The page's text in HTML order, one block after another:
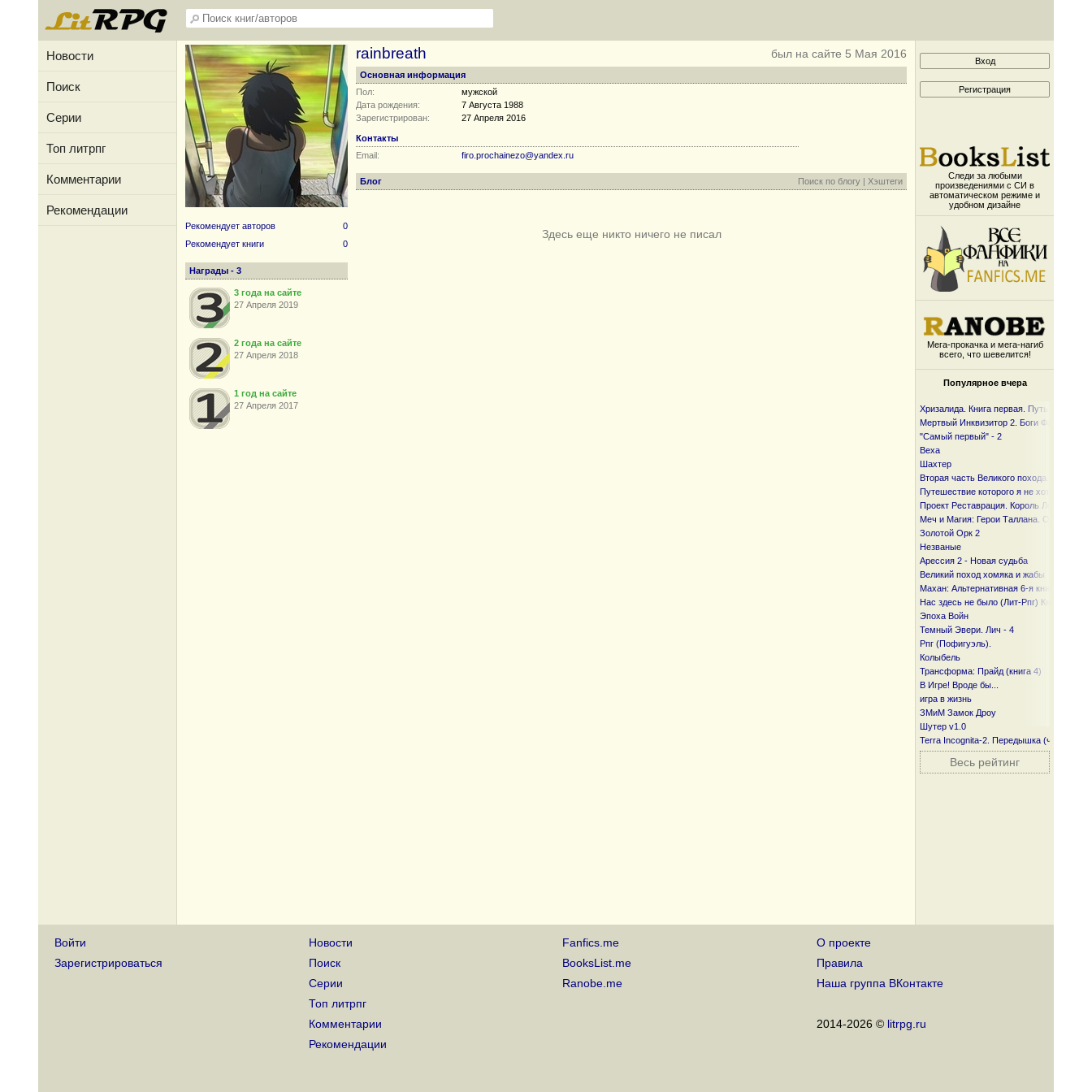
Новости
Поиск
Серии
Топ литрпг
Комментарии
Рекомендации
Рекомендует авторов
0
Рекомендует книги
0
Награды - 3
3 года на сайте
27 Апреля 2019
2 года на сайте
27 Апреля 2018
1 год на сайте
27 Апреля 2017
rainbreath был на сайте 5 Мая 2016
Основная информация
Пол:
мужской
Дата рождения:
7 Августа 1988
Зарегистрирован:
27 Апреля 2016
Контакты
Email:
firo.prochainezo@yandex.ru
Блог Поиск по блогу | Хэштеги
Здесь еще никто ничего не писал
Следи за любыми
произведениями с СИ в
автоматическом режиме и
удобном дизайне
Мега-прокачка и мега-нагиб
всего, что шевелится!
Популярное вчера
Хризалида. Книга первая. Путь
Мертвый Инквизитор 2. Боги Фанмира
"Самый первый" - 2
Веха
Шахтер
Вторая часть Великого похода. От
Путешествие которого я не хотел
Проект Реставрация. Король Лесов.
Меч и Магия: Герои Таллана. Орден
Золотой Орк 2
Незваные
Арессия 2 - Новая судьба
Великий поход хомяка и жабы
Махан: Альтернативная 6-я книга
Нас здесь не было (Лит-Рпг) Книга I и I I
Эпоха Войн
Темный Эвери. Лич - 4
Рпг (Пофигуэль).
Колыбель
Трансформа: Прайд (книга 4)
В Игре! Вроде бы...
игра в жизнь
ЗМиМ Замок Дроу
Шутер v1.0
Terra Incognita-2. Передышка (часть
Весь рейтинг
Войти
Зарегистрироваться
Новости
Поиск
Серии
Топ литрпг
Комментарии
Рекомендации
Fanfics.me
BooksList.me
Ranobe.me
О проекте
Правила
Наша группа ВКонтакте
2014-2026 © litrpg.ru